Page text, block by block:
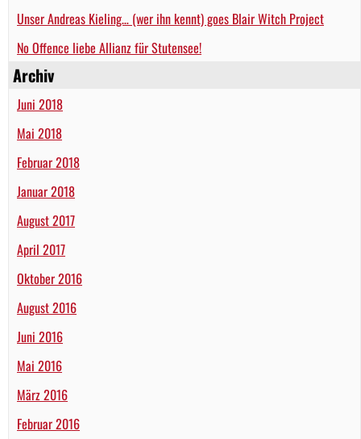
Unser Andreas Kieling… (wer ihn kennt) goes Blair Witch Project
No Offence liebe Allianz für Stutensee!
Archiv
Juni 2018
Mai 2018
Februar 2018
Januar 2018
August 2017
April 2017
Oktober 2016
August 2016
Juni 2016
Mai 2016
März 2016
Februar 2016